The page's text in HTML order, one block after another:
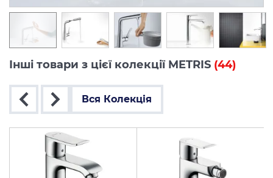
Інші товари з цієї колекції METRIS (44)
Вся Колекція